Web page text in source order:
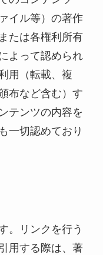
イル等）の著作
たは各権利所有
よって認められ
用（転載、複
布など含む）す
テンツの内容を
一切認めており
。リンクを行う
用する際は、著